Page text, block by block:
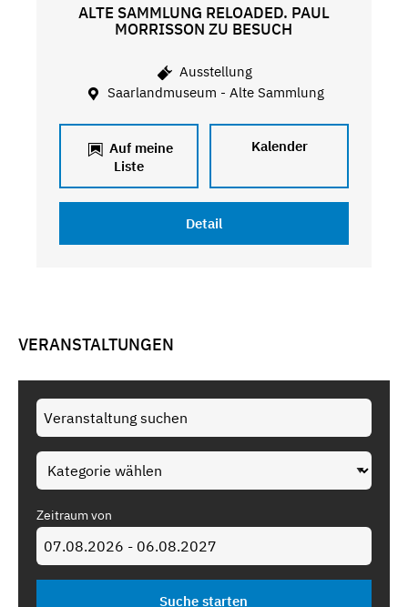
ALTE SAMMLUNG RELOADED. PAUL
MORRISSON ZU BESUCH
Ausstellung
Saarlandmuseum - Alte Sammlung
Auf meine
Liste
Kalender
Detail
VERANSTALTUNGEN
Zeitraum von